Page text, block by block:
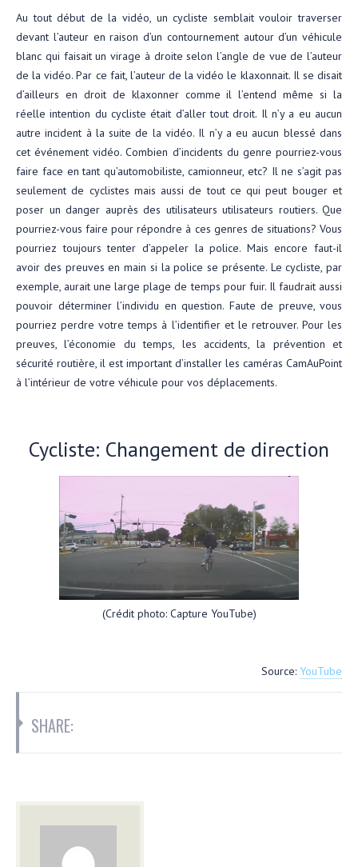
Au tout début de la vidéo, un cycliste semblait vouloir traverser
devant l’auteur en raison d’un contournement autour d’un véhicule
blanc qui faisait un virage à droite selon l’angle de vue de l’auteur
de la vidéo. Par ce fait, l’auteur de la vidéo le klaxonnait. Il se disait
d’ailleurs en droit de klaxonner comme il l’entend même si la
réelle intention du cycliste était d’aller tout droit. Il n’y a eu aucun
autre incident à la suite de la vidéo. Il n’y a eu aucun blessé dans
cet événement vidéo. Combien d’incidents du genre pourriez-vous
faire face en tant qu’automobiliste, camionneur, etc? Il ne s’agit pas
seulement de cyclistes mais aussi de tout ce qui peut bouger et
poser un danger auprès des utilisateurs utilisateurs routiers. Que
pourriez-vous faire pour répondre à ces genres de situations? Vous
pourriez toujours tenter d’appeler la police. Mais encore faut-il
avoir des preuves en main si la police se présente. Le cycliste, par
exemple, aurait une large plage de temps pour fuir. Il faudrait aussi
pouvoir déterminer l’individu en question. Faute de preuve, vous
pourriez perdre votre temps à l’identifier et le retrouver. Pour les
preuves, l’économie du temps, les accidents, la prévention et
sécurité routière, il est important d’installer les caméras CamAuPoint
à l’intérieur de votre véhicule pour vos déplacements.
Cycliste: Changement de direction
(Crédit photo: Capture YouTube)
Source: YouTube
SHARE: